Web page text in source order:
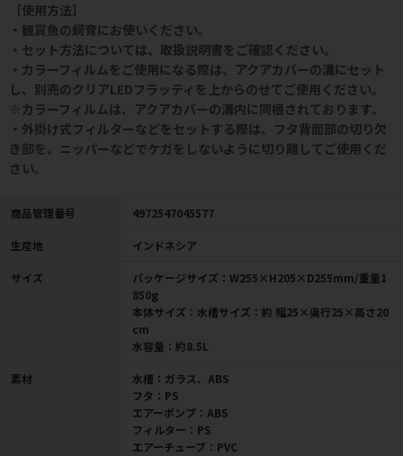
［使用方法］
・観賞魚の飼育にお使いください。
・セット方法については、取扱説明書をご確認ください。
・カラーフィルムをご使用になる際は、アクアカバーの溝にセット
し、別売のクリアLEDフラッティを上からのせてご使用ください。
※カラーフィルムは、アクアカバーの溝内に同梱されております。
・外掛け式フィルターなどをセットする際は、フタ背面部の切り欠
き部を、ニッパーなどでケガをしないように切り離してご使用くだ
さい。
商品管理番号 4972547045577
生産地 インドネシア
サイズ
パッケージサイズ：W255×H205×D255mm/重量1
850g
本体サイズ：水槽サイズ：約 幅25×奥行25×高さ20
cm
水容量：約8.5L
素材
水槽：ガラス、ABS
フタ：PS
エアーポンプ：ABS
フィルター：PS
エアーチューブ：PVC